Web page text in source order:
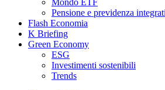
Mondo ETF
Pensione e previdenza
Flash Economia
K Briefing
Green Economy
ESG
Investimenti sostenibili
Trends